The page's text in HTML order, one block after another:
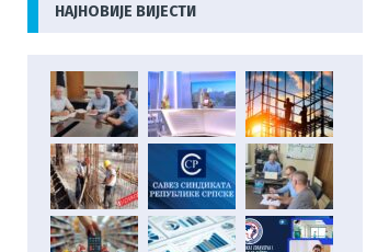
НАЈНОВИЈЕ ВИЈЕСТИ